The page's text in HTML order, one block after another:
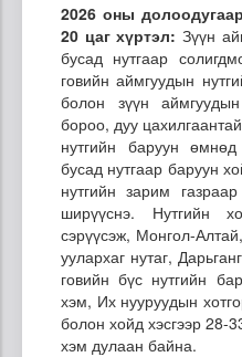
2026 оны
20 цаг хүртэл: Зүүн
бусад нутгаар
говийн аймгуудын
болон зүүн
бороо, дуу
нутгийн баруун
бусад нутгаар баруун
нутгийн зарим
ширүүснэ. Нутгийн
сэрүүсэж, Монгол-
уулархаг нутаг,
говийн бүс нутгийн
хэм, Их нууруудын
болон хойд хэсгээр 28-
хэм дулаан байна.